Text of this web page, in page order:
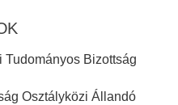
Bizottság
Osztályközi Állandó